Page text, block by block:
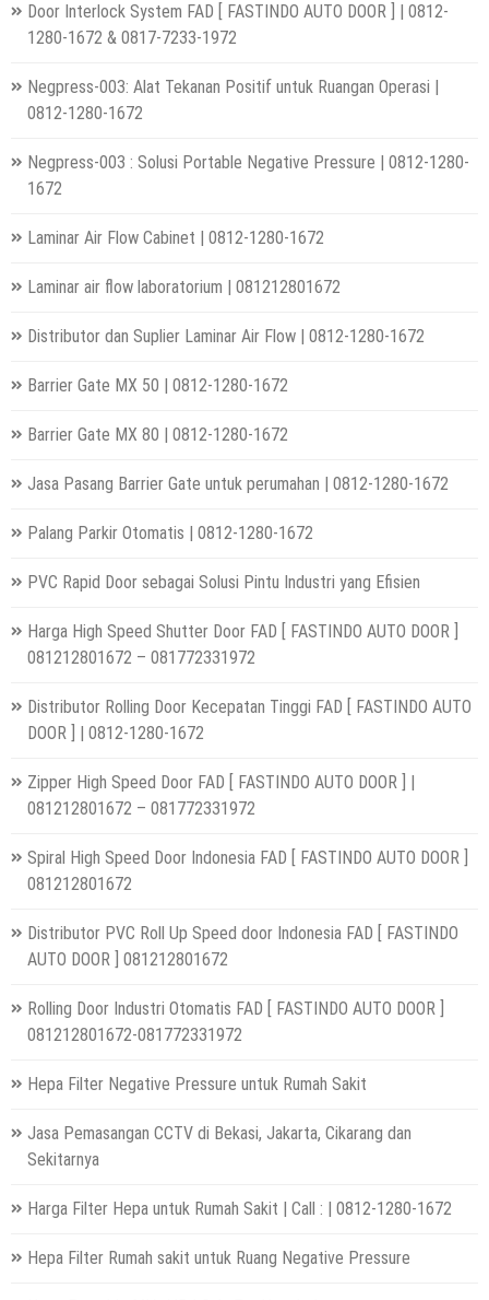
Door Interlock System FAD [ FASTINDO AUTO DOOR ] | 0812-
1280-1672 & 0817-7233-1972
Negpress-003: Alat Tekanan Positif untuk Ruangan Operasi |
0812-1280-1672
Negpress-003 : Solusi Portable Negative Pressure | 0812-1280-
1672
Laminar Air Flow Cabinet | 0812-1280-1672
Laminar air flow laboratorium | 081212801672
Distributor dan Suplier Laminar Air Flow | 0812-1280-1672
Barrier Gate MX 50 | 0812-1280-1672
Barrier Gate MX 80 | 0812-1280-1672
Jasa Pasang Barrier Gate untuk perumahan | 0812-1280-1672
Palang Parkir Otomatis | 0812-1280-1672
PVC Rapid Door sebagai Solusi Pintu Industri yang Efisien
Harga High Speed Shutter Door FAD [ FASTINDO AUTO DOOR ]
081212801672 – 081772331972
Distributor Rolling Door Kecepatan Tinggi FAD [ FASTINDO AUTO
DOOR ] | 0812-1280-1672
Zipper High Speed Door FAD [ FASTINDO AUTO DOOR ] |
081212801672 – 081772331972
Spiral High Speed Door Indonesia FAD [ FASTINDO AUTO DOOR ]
081212801672
Distributor PVC Roll Up Speed door Indonesia FAD [ FASTINDO
AUTO DOOR ] 081212801672
Rolling Door Industri Otomatis FAD [ FASTINDO AUTO DOOR ]
081212801672-081772331972
Hepa Filter Negative Pressure untuk Rumah Sakit
Jasa Pemasangan CCTV di Bekasi, Jakarta, Cikarang dan
Sekitarnya
Harga Filter Hepa untuk Rumah Sakit | Call : | 0812-1280-1672
Hepa Filter Rumah sakit untuk Ruang Negative Pressure